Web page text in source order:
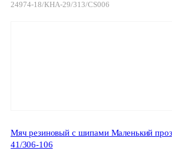
24974-18/КНА-29/313/CS006
Мяч резиновый с шипами Маленький
41/306-106